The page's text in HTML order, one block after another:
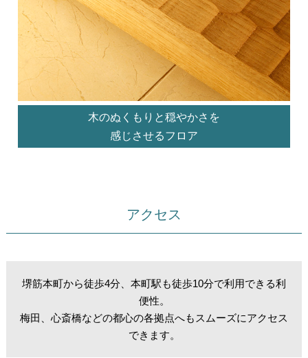
木のぬくもりと穏やかさを
感じさせるフロア
アクセス
堺筋本町から徒歩4分、本町駅も徒歩10分で利用できる利
便性。
梅田、心斎橋などの都心の各拠点へもスムーズにアクセス
できます。